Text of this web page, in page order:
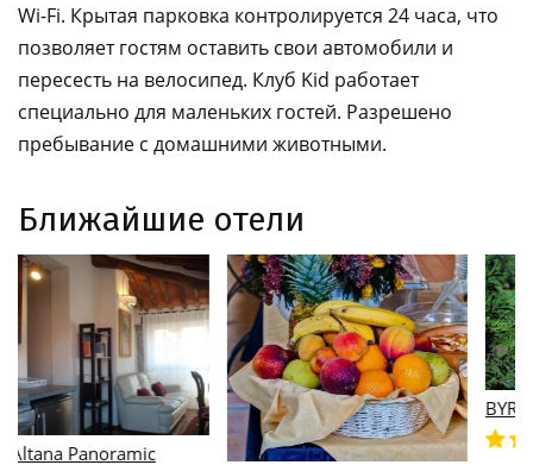
Wi-Fi. Крытая парковка контролируется 24 часа, что
позволяет гостям оставить свои автомобили и
пересесть на велосипед. Клуб Kid работает
специально для маленьких гостей. Разрешено
пребывание с домашними животными.
Ближайшие отели
BYRON HOTEL